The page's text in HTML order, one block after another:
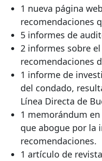
1 nueva página
recomendaciones
5 informes de
2 informes sobre
recomendaciones
1 informe de
del condado,
Línea Directa de
1 memorándum
que abogue por la
recomendaciones.
1 artículo de